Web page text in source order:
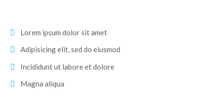
Lorem ipsum dolor sit amet
Adipisicing elit, sed do eiusmod
Incididunt ut labore et dolore
Magna aliqua